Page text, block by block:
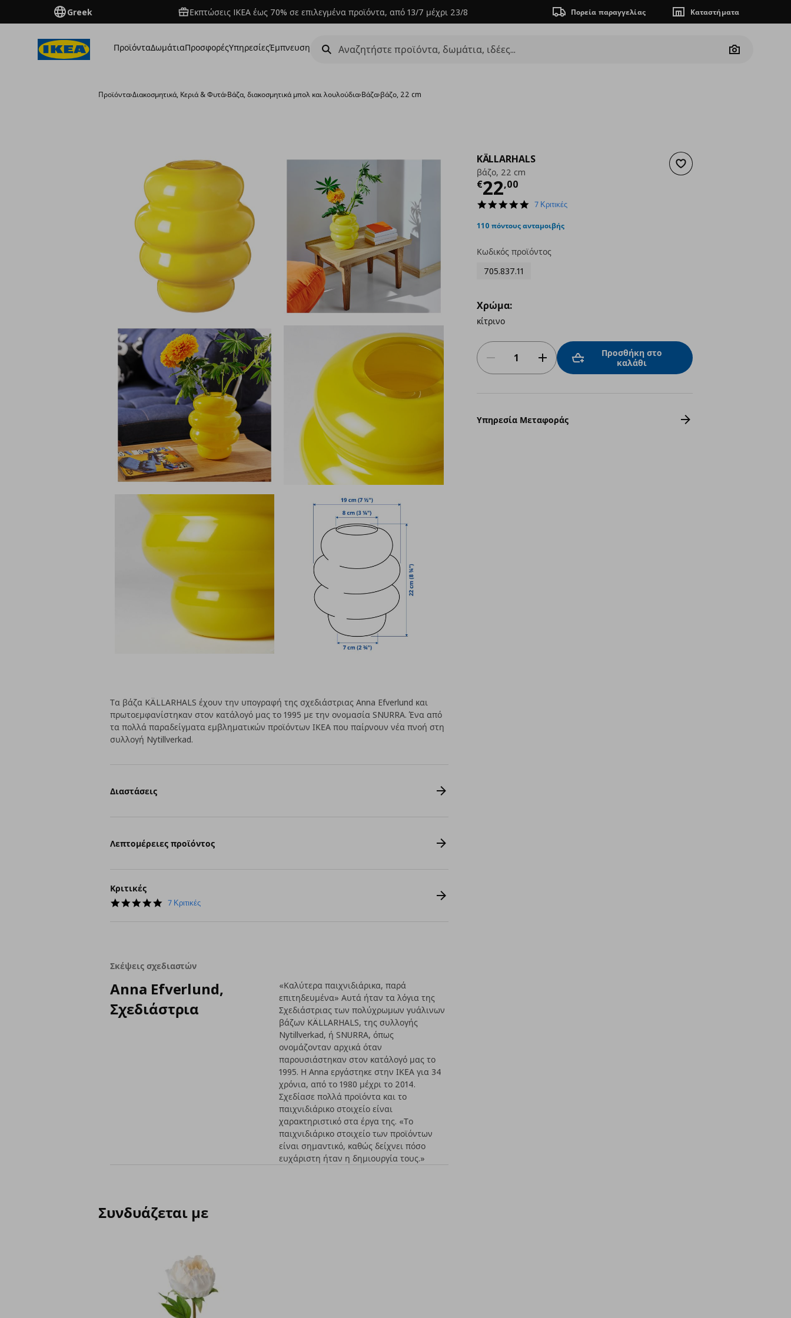
Greek Εκπτώσεις IKEA έως 70% σε επιλεγμένα προϊόντα, από 13/7 μέχρι 23/8 Πορεία παραγγελίας Καταστήματα
ΠροϊόνταΔωμάτιαΠροσφορέςΥπηρεσίεςΈμπνευση
Camera
Προϊόντα›Διακοσμητικά, Κεριά & Φυτά›Βάζα, διακοσμητικά μπολ και λουλούδια›Βάζα›βάζο, 22 cm
Προσθήκη στα αγαπημένα
KÄLLARHALS
βάζο, 22 cm
€22,00
Τρέχουσα τιμή
4.9
rating
7 Κριτικές
110 πόντους ανταμοιβής
Κωδικός προϊόντος
705.837.11
Χρώμα:
κίτρινο
Προσθήκη στο
καλάθι
Υπηρεσία Μεταφοράς
Τα βάζα KÄLLARHALS έχουν την υπογραφή της σχεδιάστριας Anna Efverlund και
πρωτοεμφανίστηκαν στον κατάλογό μας το 1995 με την ονομασία SNURRA. Ένα από
τα πολλά παραδείγματα εμβληματικών προϊόντων ΙΚΕΑ που παίρνουν νέα πνοή στη
συλλογή Nytillverkad.
Διαστάσεις
Λεπτομέρειες προϊόντος
Κριτικές
4.9
7 Κριτικές
Σκέψεις σχεδιαστών
Anna Efverlund,
Σχεδιάστρια
«Καλύτερα παιχνιδιάρικα, παρά
επιτηδευμένα» Αυτά ήταν τα λόγια της
Σχεδιάστριας των πολύχρωμων γυάλινων
βάζων KÄLLARHALS, της συλλογής
Nytillverkad, ή SNURRA, όπως
ονομάζονταν αρχικά όταν
παρουσιάστηκαν στον κατάλογό μας το
1995. Η Anna εργάστηκε στην ΙΚΕΑ για 34
χρόνια, από το 1980 μέχρι το 2014.
Σχεδίασε πολλά προϊόντα και το
παιχνιδιάρικο στοιχείο είναι
χαρακτηριστικό στα έργα της. «Το
παιχνιδιάρικο στοιχείο των προϊόντων
είναι σημαντικό, καθώς δείχνει πόσο
ευχάριστη ήταν η δημιουργία τους.»
Συνδυάζεται με